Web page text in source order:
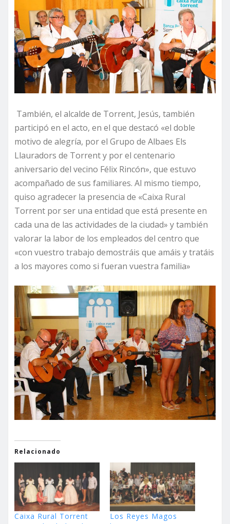
También, el alcalde de Torrent, Jesús, también
participó en el acto, en el que destacó «el doble
motivo de alegría, por el Grupo de Albaes Els
Llauradors de Torrent y por el centenario
aniversario del vecino Félix Rincón», que estuvo
acompañado de sus familiares. Al mismo tiempo,
quiso agradecer la presencia de «Caixa Rural
Torrent por ser una entidad que está presente en
cada una de las actividades de la ciudad» y también
valorar la labor de los empleados del centro que
«con vuestro trabajo demostráis que amáis y tratáis
a los mayores como si fueran vuestra familia»
Relacionado
Caixa Rural Torrent
Los Reyes Magos